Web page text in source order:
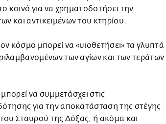
κοινό για να χρηματοδοτήσει την
και αντικειμένων του κτηρίου.
κόσμο μπορεί να «υιοθετήσει» τα γλυπτά
των αγίων και των τεράτων
να συμμετάσχει στις
για την αποκατάσταση της στέγης
Σταυρού της Δόξας, ή ακόμα και